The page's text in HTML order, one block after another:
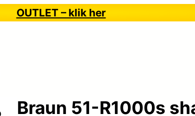
OUTLET – klik her
Braun 51-R1000s